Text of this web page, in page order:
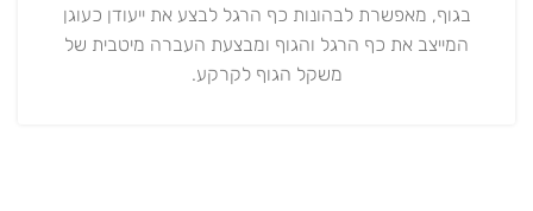
בגוף, מאפשרת לבהונות כף הרגל לבצע את ייעודן כעוגן
המייצב את כף הרגל והגוף ומבצעת העברה מיטבית של
משקל הגוף לקרקע.